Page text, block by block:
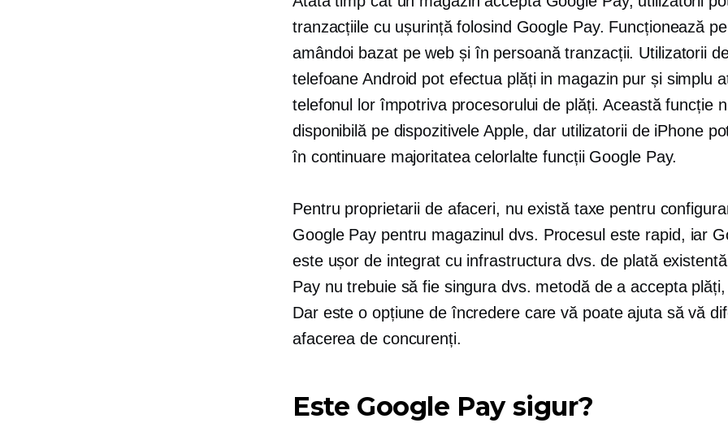
tranzacțiile cu ușurință folosind Google Pay. Funcționează
amândoi bazat pe web șiîn persoanătranzacții. Utilizatorii
telefoane Android pot efectua plăți in magazin pur și simplu
telefonul lor împotriva procesorului de plăți. Această funcție
disponibilă pe dispozitivele Apple, dar utilizatorii de iPhone
în continuare majoritatea celorlalte funcții Google Pay.
Pentru proprietarii de afaceri, nu există taxe pentru
Google Pay pentru magazinul dvs. Procesul este rapid, iar
este ușor de integrat cu infrastructura dvs. de plată
Pay nu trebuie să fie singura dvs. metodă de a accepta
Dar este o opțiune de încredere care vă poate ajuta să vă
afacerea de concurenți.
Este Google Pay sigur?